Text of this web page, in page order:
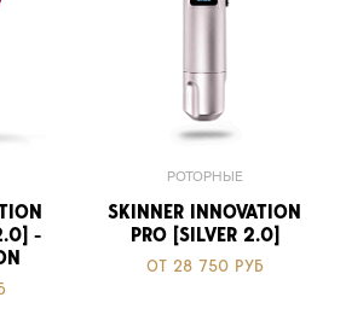
-
РОТОРНЫЕ
SKINNER INNOVATION
PRO [SILVER 2.0]
ОТ 28 750 РУБ